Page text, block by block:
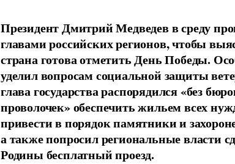
Президент Дмитрий Медведев в среду
главами российских регионов, чтобы
страна готова отметить День Победы.
уделил вопросам социальной защиты
глава государства распорядился «без
проволочек» обеспечить жильем всех
привести в порядок памятники и
а также попросил региональные власти
Родины бесплатный проезд.